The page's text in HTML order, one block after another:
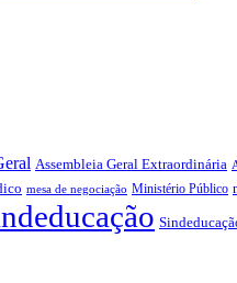
Assembleia Geral Extraordinária
mesa de negociação Ministério Público